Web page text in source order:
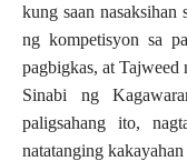
kung saan nasaksihan
ng kompetisyon sa
pagbigkas, at Tajweed
Sinabi ng
paligsahang ito,
natatanging kakayahan